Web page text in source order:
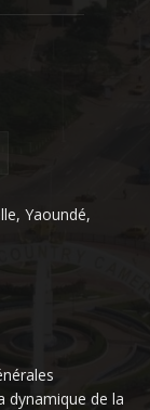
Yaoundé,
dynamique de la